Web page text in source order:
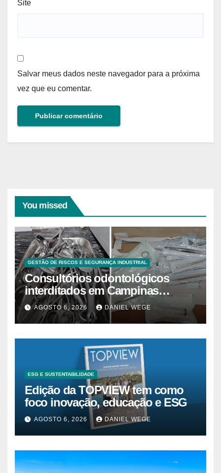
Site
Salvar meus dados neste navegador para a próxima
vez que eu comentar.
You missed
GESTÃO DE RISCOS E SEGURANÇA INDUSTRIAL
Consultórios odontológicos
interditados em Campinas
superam 2025
AGOSTO 6, 2026 DANIEL WEGE
ESG E SUSTENTABILIDADE
Edição da TOPVIEW tem como
foco inovação, educação e ESG
AGOSTO 6, 2026 DANIEL WEGE